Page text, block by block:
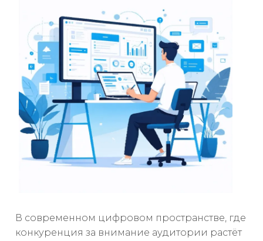
В современном цифровом пространстве, где
конкуренция за внимание аудитории растёт